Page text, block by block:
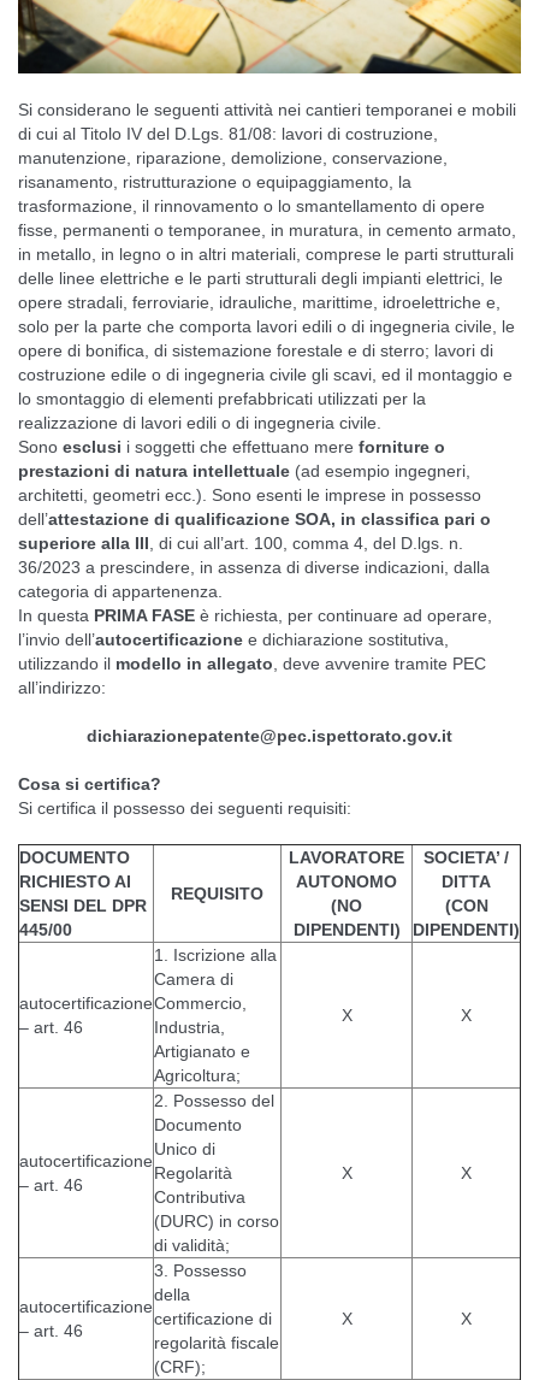
Si considerano le seguenti attività nei cantieri temporanei e mobili
di cui al Titolo IV del D.Lgs. 81/08: lavori di costruzione,
manutenzione, riparazione, demolizione, conservazione,
risanamento, ristrutturazione o equipaggiamento, la
trasformazione, il rinnovamento o lo smantellamento di opere
fisse, permanenti o temporanee, in muratura, in cemento armato,
in metallo, in legno o in altri materiali, comprese le parti strutturali
delle linee elettriche e le parti strutturali degli impianti elettrici, le
opere stradali, ferroviarie, idrauliche, marittime, idroelettriche e,
solo per la parte che comporta lavori edili o di ingegneria civile, le
opere di bonifica, di sistemazione forestale e di sterro; lavori di
costruzione edile o di ingegneria civile gli scavi, ed il montaggio e
lo smontaggio di elementi prefabbricati utilizzati per la
realizzazione di lavori edili o di ingegneria civile.
Sono esclusi i soggetti che effettuano mere forniture o
prestazioni di natura intellettuale (ad esempio ingegneri,
architetti, geometri ecc.). Sono esenti le imprese in possesso
dell’attestazione di qualificazione SOA, in classifica pari o
superiore alla III , di cui all’art. 100, comma 4, del D.lgs. n.
36/2023 a prescindere, in assenza di diverse indicazioni, dalla
categoria di appartenenza.
In questa PRIMA FASE è richiesta, per continuare ad operare,
l’invio dell’autocertificazione e dichiarazione sostitutiva,
utilizzando il modello in allegato , deve avvenire tramite PEC
all’indirizzo:
dichiarazionepatente@pec.ispettorato.gov.it
Cosa si certifica?
Si certifica il possesso dei seguenti requisiti:
DOCUMENTO
RICHIESTO AI
SENSI DEL DPR
445/00
REQUISITO
LAVORATORE
AUTONOMO
(NO
DIPENDENTI)
SOCIETA’ /
DITTA
(CON
DIPENDENTI)
autocertificazione
– art. 46
1. Iscrizione alla
Camera di
Commercio,
Industria,
Artigianato e
Agricoltura;
X X
autocertificazione
– art. 46
2. Possesso del
Documento
Unico di
Regolarità
Contributiva
(DURC) in corso
di validità;
X X
autocertificazione
– art. 46
3. Possesso
della
certificazione di
regolarità fiscale
(CRF);
X X